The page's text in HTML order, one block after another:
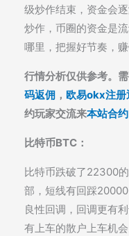
级炒作结束，资金会
炒作，币圈的资金是
哪里，把握好节奏，
行情分析仅供参考。
码返佣 ， 欧易okx注册
约玩家交流来本站合
比特币BTC：
比特币跌破了22300
部，短线有回踩
良性回调，回调更有
有上车的散户上车机